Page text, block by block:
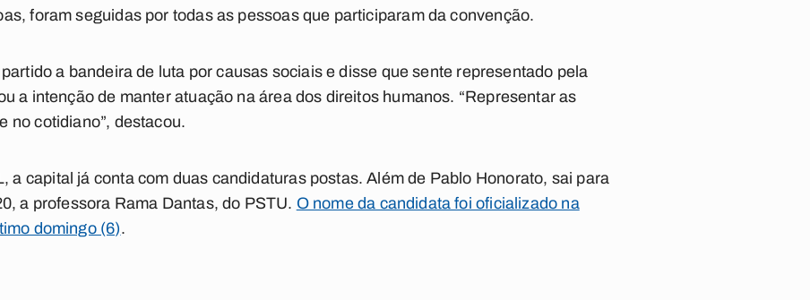
foram seguidas por todas as pessoas que participaram da convenção.
a bandeira de luta por causas sociais e disse que sente representado pela
a intenção de manter atuação na área dos direitos humanos. “Representar as
no cotidiano”, destacou.
a capital já conta com duas candidaturas postas. Além de Pablo Honorato, sai para
a professora Rama Dantas, do PSTU. O nome da candidata foi oficializado na
domingo (6).